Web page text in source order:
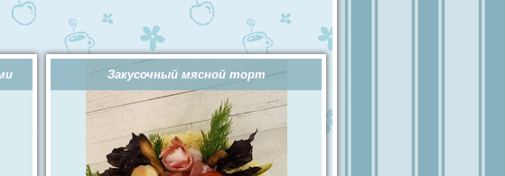
Закусочный мясной торт